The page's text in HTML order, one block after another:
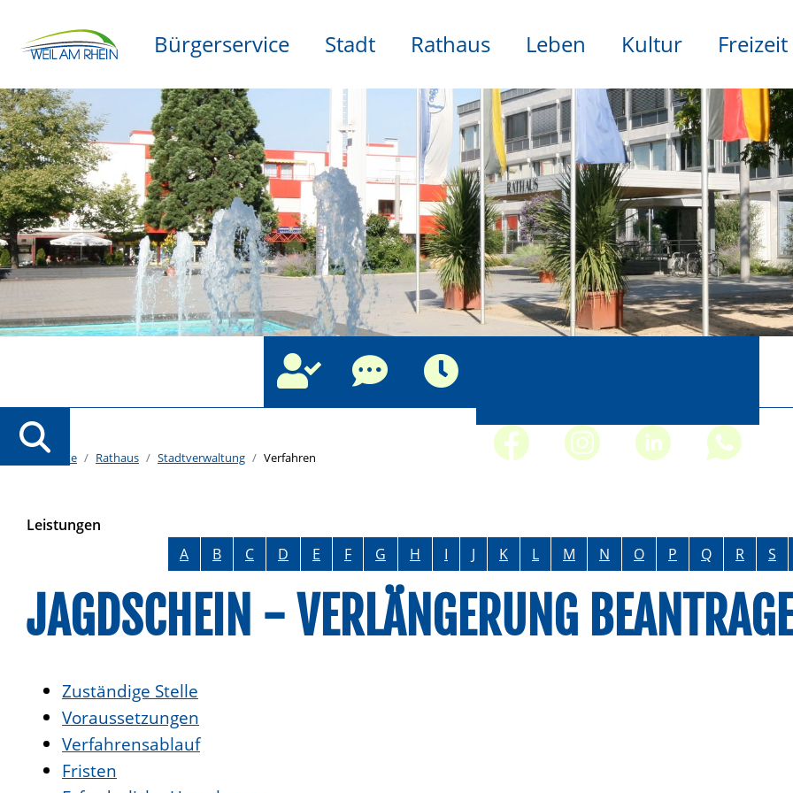
Bürgerservice Stadt Rathaus Leben Kultur Freizeit
Startseite Rathaus Stadtverwaltung Verfahren
Leistungen
Alphabetisches Register überspringen
A B C D E F G H I J K L M N O P Q R S
JAGDSCHEIN - VERLÄNGERUNG
Zuständige Stelle
Voraussetzungen
Verfahrensablauf
Fristen